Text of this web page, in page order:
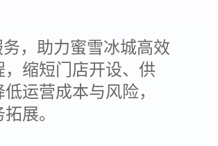
，助力蜜雪冰城高效
缩短门店开设、供
运营成本与风险，
展。